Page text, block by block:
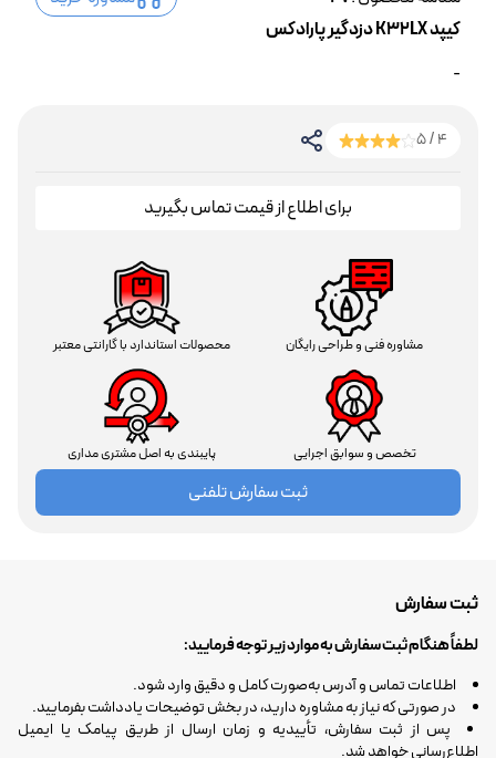
کیپد K32LX دزدگیر پارادکس
-
4 / 5
برای اطلاع از قیمت تماس بگیرید
مشاوره فنی و طراحی رایگان محصولات استاندارد با گارانتی معتبر
تخصص و سوابق اجرایی پایبندی به اصل مشتری مداری
ثبت سفارش تلفنی
ثبت سفارش
لطفاً هنگام ثبت سفارش به موارد زیر توجه فرمایید:
اطلاعات تماس و آدرس به‌صورت کامل و دقیق وارد شود.
در صورتی که نیاز به مشاوره دارید، در بخش توضیحات یادداشت بفرمایید.
پس از ثبت سفارش، تأییدیه و زمان ارسال از طریق پیامک یا ایمیل
اطلاع‌رسانی خواهد شد.